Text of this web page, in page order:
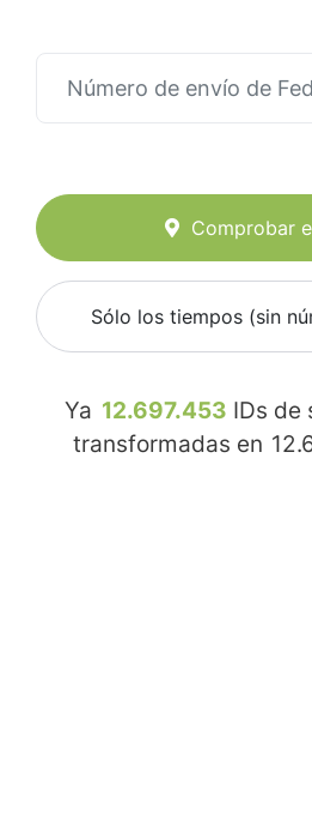
Comprobar
Sólo los tiempos (sin
Ya 12.697.453 IDs de
transformadas en